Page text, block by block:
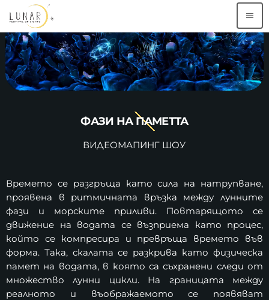
menu
TOP READING
Близо 6000 минути светлинно изкуство
Столична община осигурява
възможност за пешеходно придвижване
Мобилното приложение на LUNAR е вече
тук!
МАЙ 10, 2023
Теодор Стойчев: Чрез скулптура от
данни ще представим европейските
ценности върху фасадата на
Националната библиотека
today АПРИЛ 29, 2025
MOST UPVOTED
ФАЗИ НА ПАМЕТТА
ВИДЕОМАПИНГ ШОУ
Времето се разгръща като сила на натрупване,
проявена в ритмичната връзка между лунните
фази и морските приливи. Повтарящото се
движение на водата се възприема като процес,
който се компресира и превръща времето във
форма. Така, скалата се разкрива като физическа
памет на водата, в която са съхранени следи от
множество лунни цикли. На границата между
реалното и въображаемото се появяват